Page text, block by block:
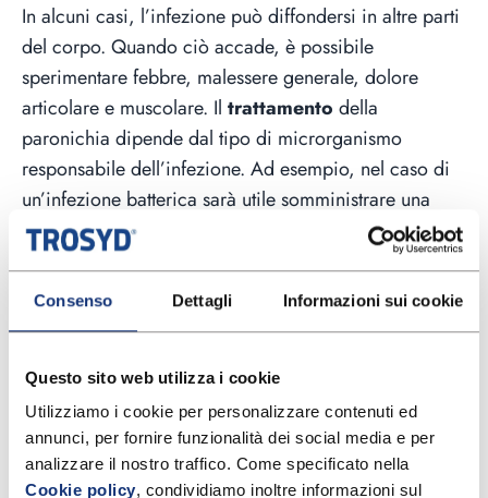
Consenso Dettagli Informazioni sui cookie
Questo sito web utilizza i cookie
Utilizziamo i cookie per personalizzare contenuti ed
annunci, per fornire funzionalità dei social media e per
Cookie policy, condividiamo inoltre informazioni sul
In alcuni casi, l’infezione può diffondersi in altre parti
del corpo. Quando ciò accade, è possibile
sperimentare febbre, malessere generale, dolore
articolare e muscolare. Il trattamento della
paronichia dipende dal tipo di microrganismo
responsabile dell’infezione. Ad esempio, nel caso di
un’infezione batterica sarà utile somministrare una
terapia antibiotica, mentre se l’infezione è di origine
fungina, sarà necessario un trattamento antimicotico
specifico.
Come prevenire la paronichia?
Prevenire la paronichia è possibile seguendo alcune
semplici linee guida:
Evitare di mordere le unghie e di strappare le